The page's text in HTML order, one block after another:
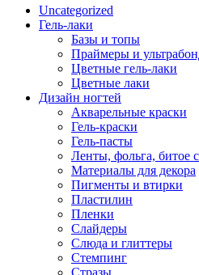
Uncategorized
Гель-лаки
Базы и топы
Праймеры и
Цветные гель-лаки
Цветные лаки
Дизайн ногтей
Акварельные краски
Гель-краски
Гель-пасты
Ленты, фольга, битое
Материалы для декора
Пигменты и втирки
Пластилин
Пленки
Слайдеры
Слюда и глиттеры
Стемпинг
Стразы